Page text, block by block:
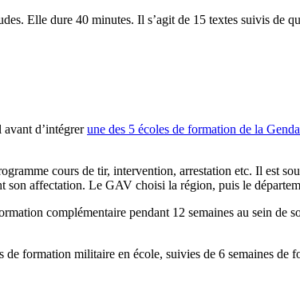
Elle dure 40 minutes. Il s’agit de 15 textes suivis de
avant d’intégrerune des 5 écoles de formation de la
cours de tir, intervention, arrestation etc. Il est
son affectation. Le GAV choisi la région, puis le
complémentaire pendant 12 semaines au sein de
formation militaire en école, suivies de 6 semaines de